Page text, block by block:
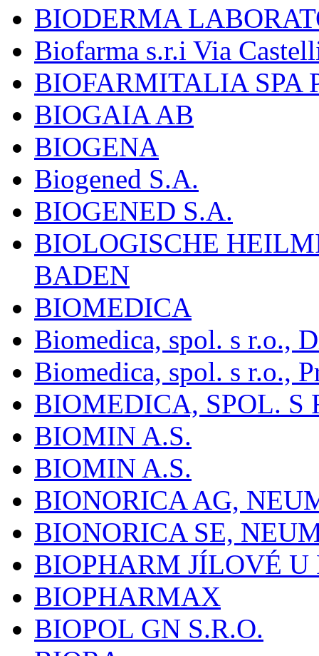
BIODERMA
Biofarma s.r.i Via
BIOFARMITALIA SPA
BIOGAIA AB
BIOGENA
Biogened S.A.
BIOGENED S.A.
BIOLOGISCHE
BADEN
BIOMEDICA
Biomedica, spol. s r.o.,
Biomedica, spol. s r.o.,
BIOMEDICA, SPOL. S
BIOMIN A.S.
BIOMIN A.S.
BIONORICA AG,
BIONORICA SE,
BIOPHARM JÍLOVÉ U
BIOPHARMAX
BIOPOL GN S.R.O.